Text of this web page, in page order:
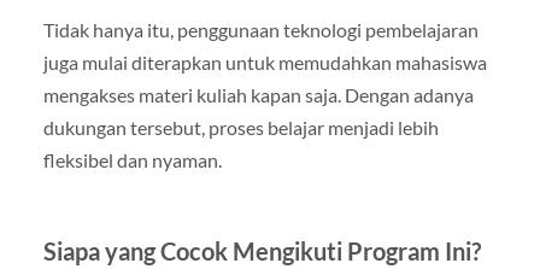
Tidak hanya itu, penggunaan teknologi pembelajaran
juga mulai diterapkan untuk memudahkan mahasiswa
mengakses materi kuliah kapan saja. Dengan adanya
dukungan tersebut, proses belajar menjadi lebih
fleksibel dan nyaman.
Siapa yang Cocok Mengikuti Program Ini?